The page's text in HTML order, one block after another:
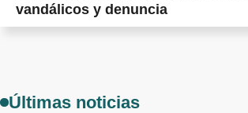
vandálicos y denuncia
Últimas noticias